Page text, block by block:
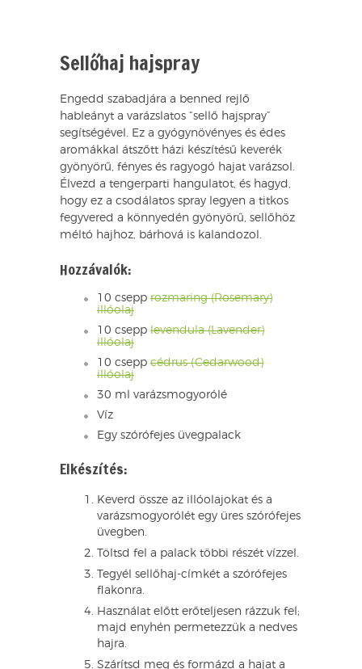
Sellőhaj hajspray
Engedd szabadjára a benned rejlő
hableányt a varázslatos “sellő hajspray”
segítségével. Ez a gyógynövényes és édes
aromákkal átszőtt házi készítésű keverék
gyönyörű, fényes és ragyogó hajat varázsol.
Élvezd a tengerparti hangulatot, és hagyd,
hogy ez a csodálatos spray legyen a titkos
fegyvered a könnyedén gyönyörű, sellőhöz
méltó hajhoz, bárhová is kalandozol.
Hozzávalók:
10 csepp rozmaring (Rosemary)
illóolaj
10 csepp levendula (Lavender)
illóolaj
10 csepp cédrus (Cedarwood)
illóolaj
30 ml varázsmogyorólé
Víz
Egy szórófejes üvegpalack
Elkészítés:
Keverd össze az illóolajokat és a
varázsmogyorólét egy üres szórófejes
üvegben.
Töltsd fel a palack többi részét vízzel.
Tegyél sellőhaj-címkét a szórófejes
flakonra.
Használat előtt erőteljesen rázzuk fel;
majd enyhén permetezzük a nedves
hajra.
Szárítsd meg és formázd a hajat a